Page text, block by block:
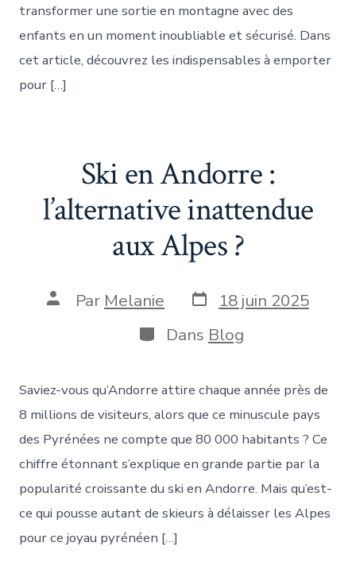
transformer une sortie en montagne avec des
enfants en un moment inoubliable et sécurisé. Dans
cet article, découvrez les indispensables à emporter
pour […]
Ski en Andorre :
l’alternative inattendue
aux Alpes ?
Auteur
Par Melanie Date
de
publication
18 juin 2025
Catégories
Dans Blog
Saviez-vous qu’Andorre attire chaque année près de
8 millions de visiteurs, alors que ce minuscule pays
des Pyrénées ne compte que 80 000 habitants ? Ce
chiffre étonnant s’explique en grande partie par la
popularité croissante du ski en Andorre. Mais qu’est-
ce qui pousse autant de skieurs à délaisser les Alpes
pour ce joyau pyrénéen […]